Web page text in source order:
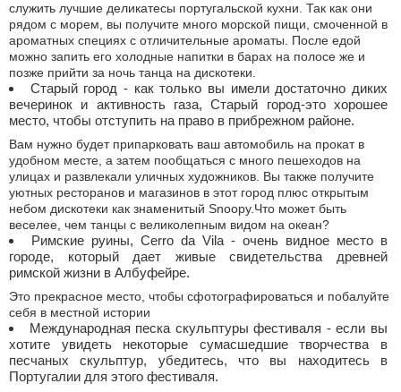
служить лучшие деликатесы португальской кухни. Так как они
рядом с морем, вы получите много морской пищи, смоченной в
ароматных специях с отличительные ароматы. После едой
можно запить его холодные напитки в барах на полосе же и
позже прийти за ночь танца на дискотеки.
Старый город - как только вы имели достаточно диких
вечеринок и активность газа, Старый город-это хорошее
место, чтобы отступить на право в прибрежном районе.
Вам нужно будет припарковать ваш автомобиль на прокат в
удобном месте, а затем пообщаться с много пешеходов на
улицах и развлекали уличных художников. Вы также получите
уютных ресторанов и магазинов в этот город плюс открытым
небом дискотеки как знаменитый Snoopy.Что может быть
веселее, чем танцы с великолепным видом на океан?
Римские руины, Cerro da Vila - очень видное место в
городе, который дает живые свидетельства древней
римской жизни в Албуфейре.
Это прекрасное место, чтобы сфотографироваться и побалуйте
себя в местной истории
Международная песка скульптуры фестиваля - если вы
хотите увидеть некоторые сумасшедшие творчества в
песчаных скульптур, убедитесь, что вы находитесь в
Португалии для этого фестиваля.